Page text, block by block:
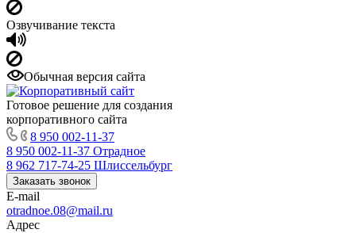
Озвучивание текста
Обычная версия сайта
Готовое решение для создания
корпоративного сайта
8 950 002-11-37
8 950 002-11-37 Отрадное
8 962 717-74-25 Шлиссельбург
Заказать звонок
E-mail
otradnoe.08@mail.ru
Адрес